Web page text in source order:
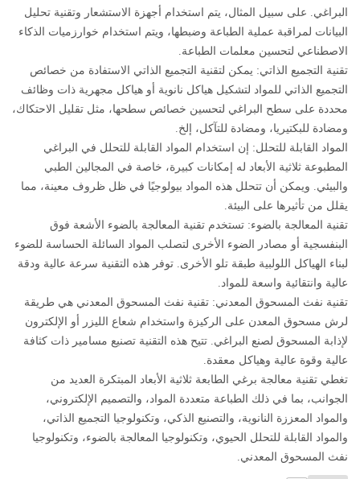
البراغي. على سبيل المثال، يتم استخدام أجهزة الاستشعار وتقنية تحليل
البيانات لمراقبة عملية الطباعة وضبطها، ويتم استخدام خوارزميات الذكاء
الاصطناعي لتحسين معلمات الطباعة.
تقنية التجميع الذاتي: يمكن لتقنية التجميع الذاتي الاستفادة من خصائص
التجميع الذاتي للمواد لتشكيل هياكل نانوية أو هياكل مجهرية ذات وظائف
محددة على سطح البراغي لتحسين خصائص سطحها، مثل تقليل الاحتكاك،
ومضادة للبكتيريا، ومضادة للتآكل، إلخ.
المواد القابلة للتحلل: إن استخدام المواد القابلة للتحلل في البراغي
المطبوعة ثلاثية الأبعاد له إمكانات كبيرة، خاصة في المجالين الطبي
والبيئي. ويمكن أن تتحلل هذه المواد بيولوجيًا في ظل ظروف معينة، مما
يقلل من تأثيرها على البيئة.
تقنية المعالجة بالضوء: تستخدم تقنية المعالجة بالضوء الأشعة فوق
البنفسجية أو مصادر الضوء الأخرى لتصلب المواد السائلة الحساسة للضوء
لبناء الهياكل اللولبية طبقة تلو الأخرى. توفر هذه التقنية سرعة عالية ودقة
عالية وانتقائية واسعة للمواد.
تقنية نفث المسحوق المعدني: تقنية نفث المسحوق المعدني هي طريقة
لرش مسحوق المعدن على الركيزة واستخدام شعاع الليزر أو الإلكترون
لإذابة المسحوق لصنع البراغي. تتيح هذه التقنية تصنيع مسامير ذات كثافة
عالية وقوة عالية وهياكل معقدة.
تغطي تقنية معالجة برغي الطابعة ثلاثية الأبعاد المبتكرة العديد من
الجوانب، بما في ذلك الطباعة متعددة المواد، والتصميم الإلكتروني،
والمواد المعززة النانوية، والتصنيع الذكي، وتكنولوجيا التجميع الذاتي،
والمواد القابلة للتحلل الحيوي، وتكنولوجيا المعالجة بالضوء، وتكنولوجيا
نفث المسحوق المعدني.